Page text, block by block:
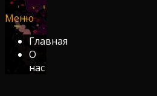
Меню
Главная
О
нас